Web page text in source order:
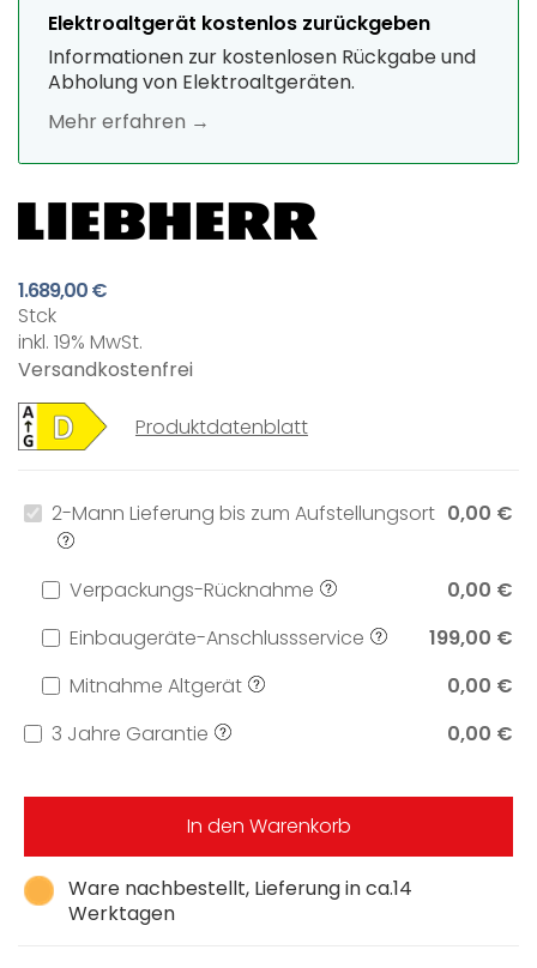
Elektroaltgerät kostenlos zurückgeben
Informationen zur kostenlosen Rückgabe und
Abholung von Elektroaltgeräten.
Mehr erfahren →
1.689,00 €
Stck
inkl. 19% MwSt.
Versandkostenfrei
Produktdatenblatt
Ware nachbestellt, Lieferung in ca.14
Werktagen
2-Mann Lieferung bis zum Aufstellungsort 0,00 €
Verpackungs-Rücknahme
0,00 €
Einbaugeräte-Anschlussservice
199,00 €
Mitnahme Altgerät
0,00 €
3 Jahre Garantie
0,00 €
In den Warenkorb